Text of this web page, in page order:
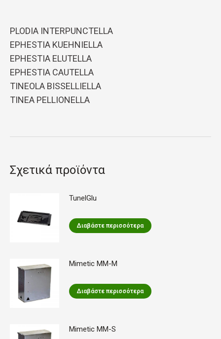
PLODIA INTERPUNCTELLA
EPHESTIA KUEHNIELLA
EPHESTIA ELUTELLA
EPHESTIA CAUTELLA
TINEOLA BISSELLIELLA
TINEA PELLIONELLA
Σχετικά προϊόντα
TunelGlu
Διαβάστε περισσότερα
Mimetic MM-M
Διαβάστε περισσότερα
Mimetic MM-S